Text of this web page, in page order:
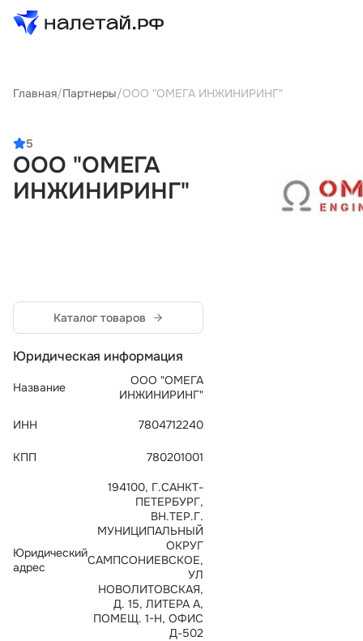
Товары
Сервисы
Поставщикам
Государственные программы
Новости и аналитика
info@naletai.su
Главная/Партнеры/ООО "ОМЕГА ИНЖИНИРИНГ"
5
ООО "ОМЕГА
ИНЖИНИРИНГ"
Каталог товаров
Юридическая информация
Название
ООО "ОМЕГА
ИНЖИНИРИНГ"
ИНН 7804712240
КПП 780201001
Юридический
адрес
194100, Г.САНКТ-
ПЕТЕРБУРГ,
ВН.ТЕР.Г.
МУНИЦИПАЛЬНЫЙ
ОКРУГ
САМПСОНИЕВСКОЕ,
УЛ
НОВОЛИТОВСКАЯ,
Д. 15, ЛИТЕРА А,
ПОМЕЩ. 1-Н, ОФИС
Д-502